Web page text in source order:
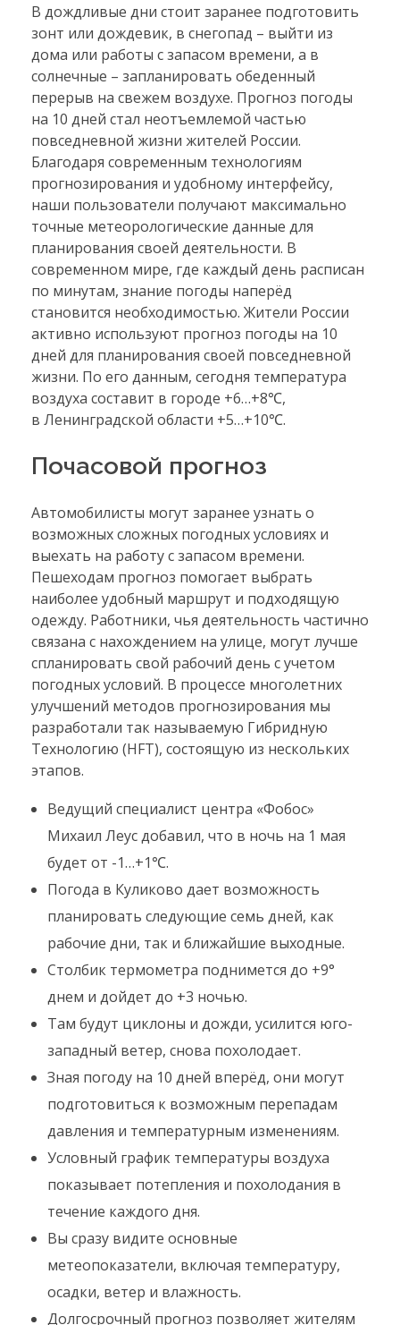
В дождливые дни стоит заранее подготовить
зонт или дождевик, в снегопад – выйти из
дома или работы с запасом времени, а в
солнечные – запланировать обеденный
перерыв на свежем воздухе. Прогноз погоды
на 10 дней стал неотъемлемой частью
повседневной жизни жителей России.
Благодаря современным технологиям
прогнозирования и удобному интерфейсу,
наши пользователи получают максимально
точные метеорологические данные для
планирования своей деятельности. В
современном мире, где каждый день расписан
по минутам, знание погоды наперёд
становится необходимостью. Жители России
активно используют прогноз погоды на 10
дней для планирования своей повседневной
жизни. По его данным, сегодня температура
воздуха составит в городе +6…+8℃,
в Ленинградской области +5…+10℃.
Почасовой прогноз
Автомобилисты могут заранее узнать о
возможных сложных погодных условиях и
выехать на работу с запасом времени.
Пешеходам прогноз помогает выбрать
наиболее удобный маршрут и подходящую
одежду. Работники, чья деятельность частично
связана с нахождением на улице, могут лучше
спланировать свой рабочий день с учетом
погодных условий. В процессе многолетних
улучшений методов прогнозирования мы
разработали так называемую Гибридную
Технологию (HFT), состоящую из нескольких
этапов.
Ведущий специалист центра «Фобос»
Михаил Леус добавил, что в ночь на 1 мая
будет от -1…+1℃.
Погода в Куликово дает возможность
планировать следующие семь дней, как
рабочие дни, так и ближайшие выходные.
Столбик термометра поднимется до +9°
днем и дойдет до +3 ночью.
Там будут циклоны и дожди, усилится юго-
западный ветер, снова похолодает.
Зная погоду на 10 дней вперёд, они могут
подготовиться к возможным перепадам
давления и температурным изменениям.
Условный график температуры воздуха
показывает потепления и похолодания в
течение каждого дня.
Вы сразу видите основные
метеопоказатели, включая температуру,
осадки, ветер и влажность.
Долгосрочный прогноз позволяет жителям